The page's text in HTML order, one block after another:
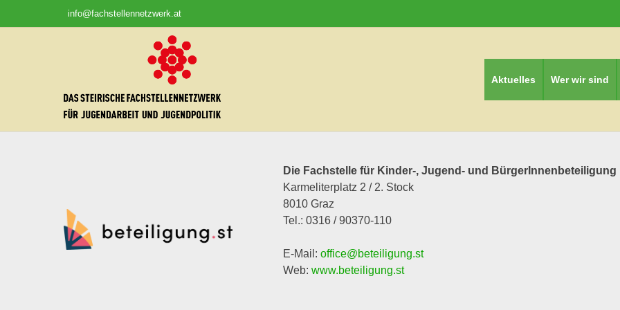
info@fachstellennetzwerk.at
Aktuelles Wer wir sind
Die Fachstelle für Kinder-, Jugend- und BürgerInnenbeteiligung
Karmeliterplatz 2 / 2. Stock
8010 Graz
Tel.: 0316 / 90370-110
E-Mail: office@beteiligung.st
Web: www.beteiligung.st